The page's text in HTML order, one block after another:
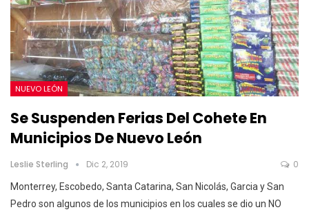
NUEVO LEÓN
Se Suspenden Ferias Del Cohete En
Municipios De Nuevo León
Leslie Sterling Dic 2, 2019 0
Monterrey, Escobedo, Santa Catarina, San Nicolás, Garcia y San
Pedro son algunos de los municipios en los cuales se dio un NO